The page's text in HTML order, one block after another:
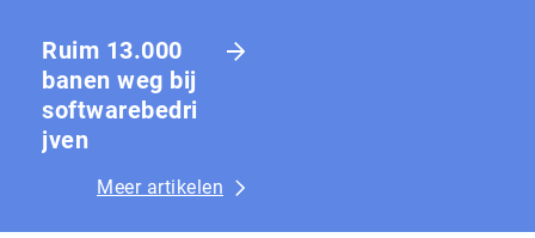
Ruim 13.000
banen weg bij
softwarebedri
jven
Meer artikelen